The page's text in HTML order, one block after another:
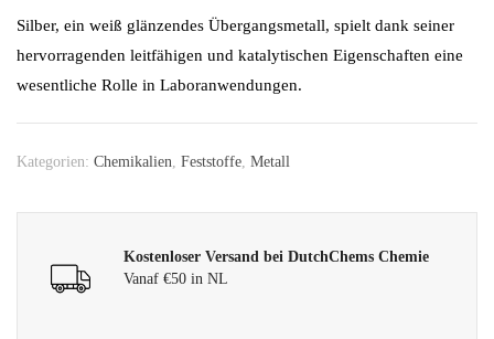
Silber, ein weiß glänzendes Übergangsmetall, spielt dank seiner
hervorragenden leitfähigen und katalytischen Eigenschaften eine
wesentliche Rolle in Laboranwendungen.
Kategorien: Chemikalien Feststoffe Metall
Kostenloser Versand bei DutchChems Chemie
Vanaf €50 in NL